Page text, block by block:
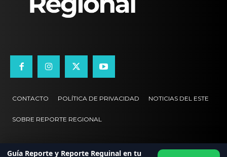
CONTACTO POLÍTICA DE PRIVACIDAD NOTICIAS DEL ESTE
SOBRE REPORTE REGIONAL
Guía Reporte y Reporte Reguinal en tu